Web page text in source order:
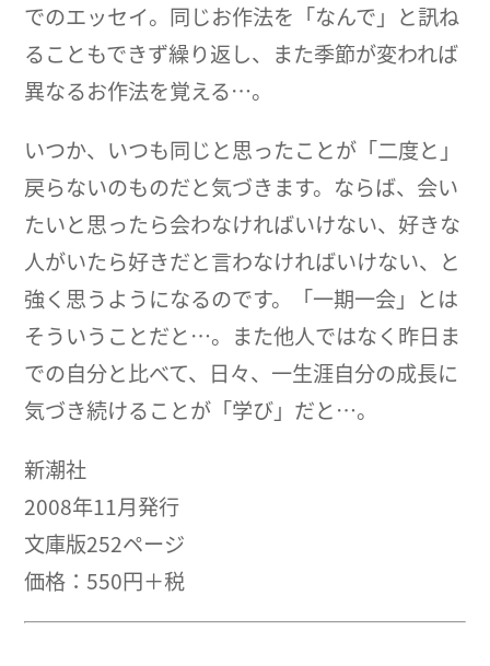
でのエッセイ。同じお作法を「なんで」と訊ね
ることもできず繰り返し、また季節が変われば
異なるお作法を覚える…。
いつか、いつも同じと思ったことが「二度と」
戻らないのものだと気づきます。ならば、会い
たいと思ったら会わなければいけない、好きな
人がいたら好きだと言わなければいけない、と
強く思うようになるのです。「一期一会」とは
そういうことだと…。また他人ではなく昨日ま
での自分と比べて、日々、一生涯自分の成長に
気づき続けることが「学び」だと…。
新潮社
2008年11月発行
文庫版252ページ
価格：550円＋税